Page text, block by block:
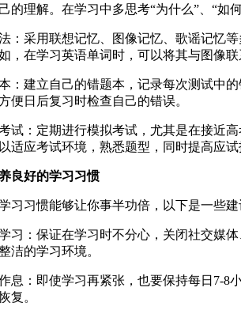
的理解。在学习中多思考“为什么”、“如
：采用联想记忆、图像记忆、歌谣记忆
，在学习英语单词时，可以将其与图像联
：建立自己的错题本，记录每次测试中
便日后复习时检查自己的错误。
试：定期进行模拟考试，尤其是在接近
适应考试环境，熟悉题型，同时提高应试
良好的学习习惯
习习惯能够让你事半功倍，以下是一些建
习：保证在学习时不分心，关闭社交媒
洁的学习环境。
息：即使学习再紧张，也要保持每日7-8
复。